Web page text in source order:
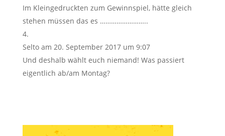
Im Kleingedruckten zum Gewinnspiel, hätte gleich
stehen müssen das es ……………………..
Selto am 20. September 2017 um 9:07
Und deshalb wählt euch niemand! Was passiert
eigentlich ab/am Montag?